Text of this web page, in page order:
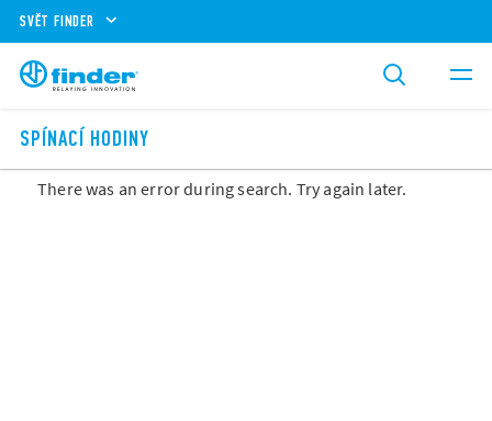
SVĚT FINDER
SPÍNACÍ HODINY
There was an error during search. Try again later.